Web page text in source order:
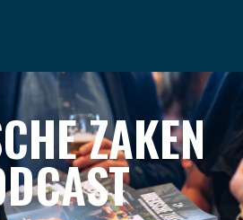
ZAKEN